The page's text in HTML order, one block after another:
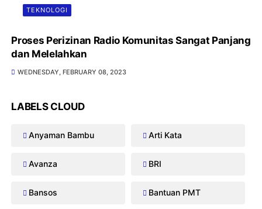
TEKNOLOGI
Proses Perizinan Radio Komunitas Sangat Panjang
dan Melelahkan
WEDNESDAY, FEBRUARY 08, 2023
LABELS CLOUD
Anyaman Bambu Arti Kata
Avanza BRI
Bansos Bantuan PMT